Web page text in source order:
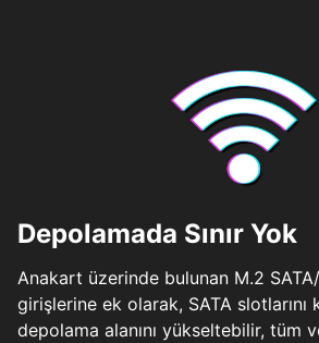
Depolamada Sınır Yok
Anakart üzerinde bulunan M.2
girişlerine ek olarak, SATA slotlarını
depolama alanını yükseltebilir, tüm